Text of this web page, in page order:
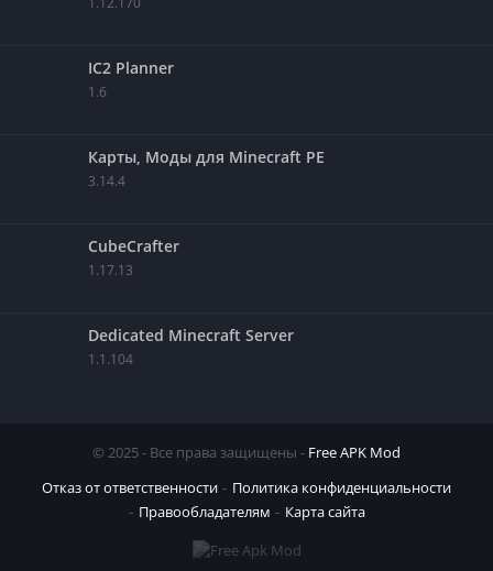
IC2 Planner
1.6
Карты, Моды для Minecraft PE
3.14.4
CubeCrafter
1.17.13
Dedicated Minecraft Server
1.1.104
© 2025 - Все права защищены - Free APK Mod
Отказ от ответственности
Политика конфиденциальности
Правообладателям
Карта сайта